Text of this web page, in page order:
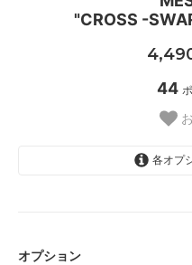
"CROSS -
44
各オプ
オプション